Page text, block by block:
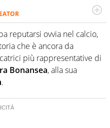
2007, scrive per curiosità
di calcio, di sport e dei
innocenti evasioni
format. Un tempo ala
nel ruolo di libero. Cura
5 calciatori di sempre.
reputarsi ovvia nel calcio,
che è ancora da
più rappresentative di
Bonansea, alla sua
.